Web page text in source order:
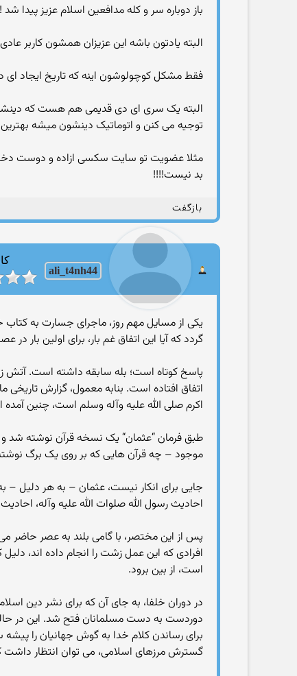
باز دوباره سر و کله مدافعین اسلام عزیز پیدا شد
البته یادتون باشه این عزیزان همشون کاربر
فقط مشکل کوچولوشون اینه که تاریخ ایجاد
البته یک سری ای دی قدیمی هم هست که
توجیه می کنن و اتوماتیک دینشون میشه
مثلا عضویت تو سایت سکسی ازاده و دوست
بد نیست!!!!
بازگفت
ali_t4nh44
یکی از مسایل مهم روز، ماجرای جسارت به
گردد که آیا این اتفاق غم بار، برای اولین بار
پاسخ کوتاه است؛ بله سابقه داشته است. آتش
اتفاق افتاده است. بنابه معمول، گزارش
اکرم صلی الله علیه وآله وسلم است، چنین
طبق فرمان “عثمان“ یک نسخه قرآن نوشته شد
موجود – چه قرآن هایی که بر روی یک برگ
جایی برای انکار نیست، عثمان – به هر دلیل –
احادیث رسول الله صلوات الله علیه وآله، احادیث
پس از این مختصر، با گامی بلند به عصر
افرادی که این عمل زشت را انجام داده اند،
است، از بین برود.
در دوران خلفا، به جای آن که برای نشر دین
دوردست به دست مسلمانان فتح شد. این در حالی
برای رساندن کلام خدا به گوش جهانیان را پیشه
گسترش مرزهای اسلامی، می توان انتظار داشت